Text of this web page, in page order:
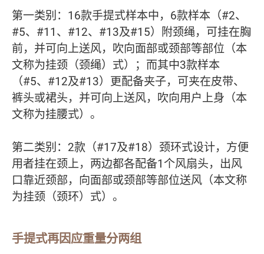
第一类别：16款手提式样本中，6款样本（#2、
#5、#11、#12、#13及#15）附颈绳，可挂在胸
前，并可向上送风，吹向面部或颈部等部位（本
文称为挂颈（颈绳）式）；而其中3款样本
（#5、#12及#13）更配备夹子，可夹在皮带、
裤头或裙头，并可向上送风，吹向用户上身（本
文称为挂腰式）。
第二类别：2款（#17及#18）颈环式设计，方便
用者挂在颈上，两边都各配备1个风扇头，出风
口靠近颈部，向面部或颈部等部位送风（本文称
为挂颈（颈环）式）。
手提式再因应重量分两组